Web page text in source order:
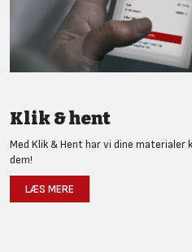
Klik & hent
Med Klik & Hent har vi dine materialer
dem!
LÆS MERE